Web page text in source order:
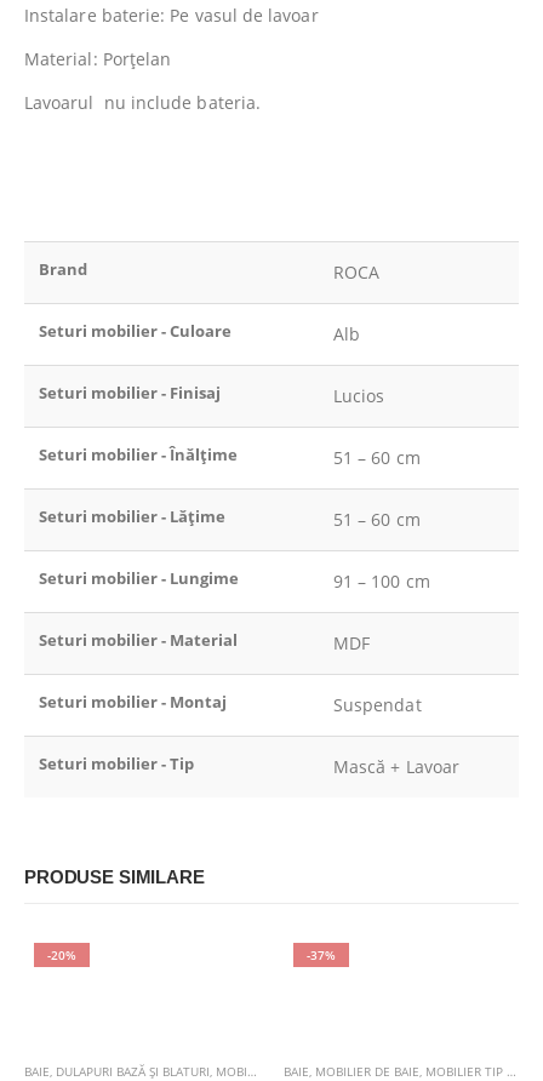
Instalare baterie: Pe vasul de lavoar
Material: Porţelan
Lavoarul nu include bateria.
Brand ROCA
Seturi mobilier - Culoare Alb
Seturi mobilier - Finisaj Lucios
Seturi mobilier - Înălțime 51 – 60 cm
Seturi mobilier - Lățime 51 – 60 cm
Seturi mobilier - Lungime 91 – 100 cm
Seturi mobilier - Material MDF
Seturi mobilier - Montaj Suspendat
Seturi mobilier - Tip Mască + Lavoar
PRODUSE SIMILARE
-20%
BAIE DULAPURI BAZĂ ȘI BLATURI MOBILIER DE BAIE ,SETURI MOBILIER
-37%
BAIE MOBILIER DE BAIE MOBILIER TIP COLOANĂ